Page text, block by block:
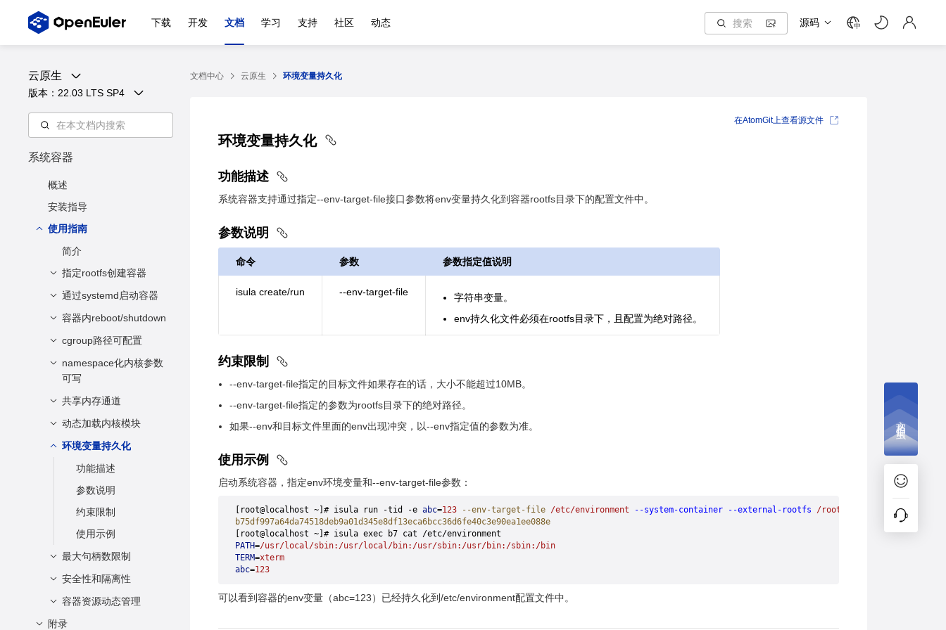
下载 开发 文档 学习 支持 社区 动态 源码 中
云原生
版本： 22.03 LTS SP4
系统容器
概述
安装指导
使用指南
简介
指定rootfs创建容器
功能描述
参数说明
约束限制
使用示例
通过systemd启动容器
功能描述
参数说明
约束限制
使用示例
容器内reboot/shutdown
功能描述
参数说明
约束限制
使用示例
cgroup路径可配置
功能描述
参数说明
约束限制
使用示例
namespace化内核参数
可写
功能描述
参数说明
约束限制
使用示例
共享内存通道
功能描述
参数说明
约束限制
使用示例
动态加载内核模块
功能描述
参数说明
约束限制
使用示例
环境变量持久化
功能描述
参数说明
约束限制
使用示例
最大句柄数限制
功能描述
参数说明
安全性和隔离性
user-namespace多
容器资源动态管理
附录
文档中心 云原生 环境变量持久化
环境变量持久化
功能描述
系统容器支持通过指定--env-target-file接口参数将env变量持久化到容器rootfs目录下的配置文件中。
参数说明
命令 参数 参数指定值说明
isula create/run --env-target-file
字符串变量。
env持久化文件必须在rootfs目录下，且配置为绝对路径。
约束限制
--env-target-file指定的目标文件如果存在的话，大小不能超过10MB。
--env-target-file指定的参数为rootfs目录下的绝对路径。
如果--env和目标文件里面的env出现冲突，以--env指定值的参数为准。
使用示例
启动系统容器，指定env环境变量和--env-target-file参数：
[root@localhost ~]# isula run -tid -e abc=123 --env-target-file /etc/environment --system-container --external-rootfs /root/myrootfs none
b75df997a64da74518deb9a01d345e8df13eca6bcc36d6fe40c3e90ea1ee088e
[root@localhost ~]# isula exec b7 cat /etc/environment
PATH=/usr/local/sbin:/usr/local/bin:/usr/sbin:/usr/bin:/sbin:/bin
TERM=xterm
abc=123
可以看到容器的env变量（abc=123）已经持久化到/etc/environment配置文件中。
在AtomGit上查看源文件